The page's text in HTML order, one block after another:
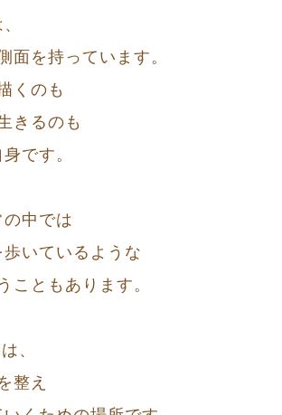
面を持っています。
くのも
きるのも
です。
中では
いているような
こともあります。
、
整え